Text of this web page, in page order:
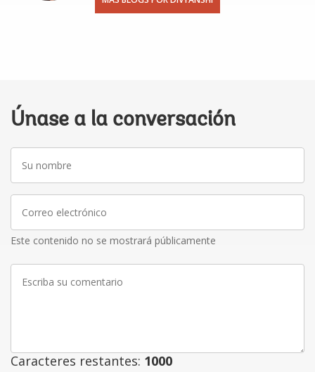
Únase a la conversación
Su
nombre
Correo
electrónico
Este contenido no se mostrará públicamente
Escriba
Caracteres restantes: 1000